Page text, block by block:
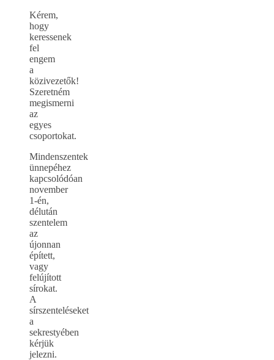
Kérem,
hogy
keressenek
fel
engem
a
közivezetők!
Szeretném
megismerni
az
egyes
csoportokat.
Mindenszentek
ünnepéhez
kapcsolódóan
november
1-én,
délután
szentelem
az
újonnan
épített,
vagy
felújított
sírokat.
A
sírszenteléseket
a
sekrestyében
kérjük
jelezni.